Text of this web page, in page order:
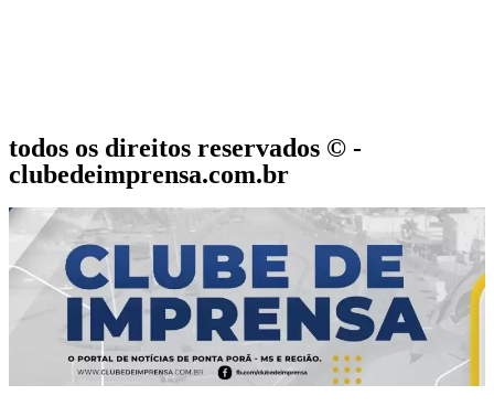
todos os direitos reservados © -
clubedeimprensa.com.br